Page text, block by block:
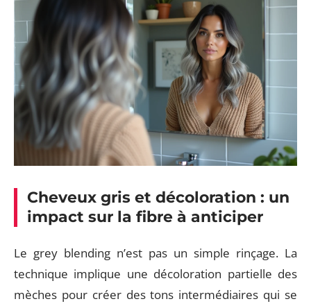
Cheveux gris et décoloration : un
impact sur la fibre à anticiper
Le grey blending n’est pas un simple rinçage. La
technique implique une décoloration partielle des
mèches pour créer des tons intermédiaires qui se